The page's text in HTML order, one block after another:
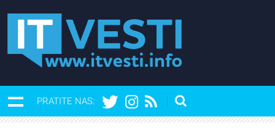
PRATITE NAS: